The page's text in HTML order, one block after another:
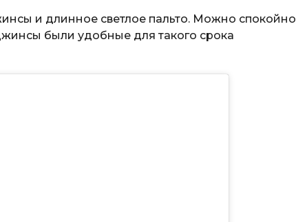
и длинное светлое пальто. Можно спокойно
были удобные для такого срока